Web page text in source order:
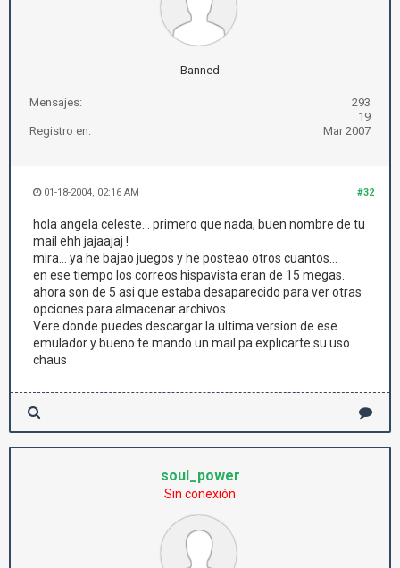
Banned
Mensajes:
293
19
Registro en:
Mar 2007
#32
01-18-2004, 02:16 AM
hola angela celeste... primero que nada, buen nombre de tu
mail ehh jajaajaj !
mira... ya he bajao juegos y he posteao otros cuantos...
en ese tiempo los correos hispavista eran de 15 megas.
ahora son de 5 asi que estaba desaparecido para ver otras
opciones para almacenar archivos.
Vere donde puedes descargar la ultima version de ese
emulador y bueno te mando un mail pa explicarte su uso
chaus
soul_power
Sin conexión